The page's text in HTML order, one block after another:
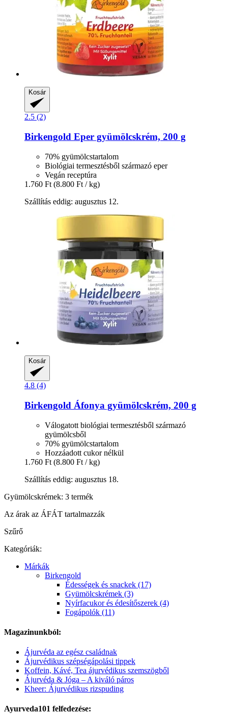
Kosár
2.5 (2)
Birkengold Eper gyümölcskrém, 200 g
70% gyümölcstartalom
Biológiai termesztésből származó eper
Vegán receptúra
1.760 Ft (8.800 Ft / kg)
Szállítás eddig: augusztus 12.
Kosár
4.8 (4)
Birkengold Áfonya gyümölcskrém, 200 g
Válogatott biológiai termesztésből származó
gyümölcsből
70% gyümölcstartalom
Hozzáadott cukor nélkül
1.760 Ft (8.800 Ft / kg)
Szállítás eddig: augusztus 18.
Gyümölcskrémek: 3 termék
Az árak az ÁFÁT tartalmazzák
Szűrő
Kategóriák:
Márkák
Birkengold
Édességek és snackek (17)
Gyümölcskrémek (3)
Nyírfacukor és édesítőszerek (4)
Fogápolók (11)
Magazinunkból:
Ájurvéda az egész családnak
Ájurvédikus szépségápolási tippek
Koffein, Kávé, Tea ájurvédikus szemszögből
Ájurvéda & Jóga – A kiváló páros
Kheer: Ájurvédikus rizspuding
Ayurveda101 felfedezése: